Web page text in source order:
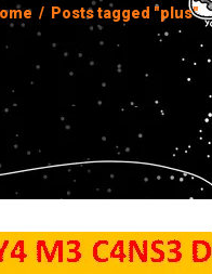
/ Posts tagged "plus"